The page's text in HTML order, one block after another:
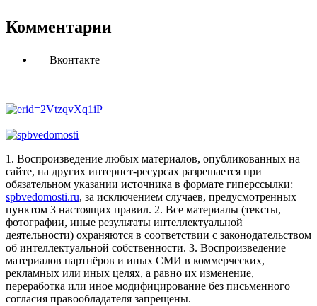
Комментарии
Вконтакте
1. Воспроизведение любых материалов, опубликованных на
сайте, на других интернет-ресурсах разрешается при
обязательном указании источника в формате гиперссылки:
spbvedomosti.ru, за исключением случаев, предусмотренных
пунктом 3 настоящих правил. 2. Все материалы (тексты,
фотографии, иные результаты интеллектуальной
деятельности) охраняются в соответствии с законодательством
об интеллектуальной собственности. 3. Воспроизведение
материалов партнёров и иных СМИ в коммерческих,
рекламных или иных целях, а равно их изменение,
переработка или иное модифицирование без письменного
согласия правообладателя запрещены.